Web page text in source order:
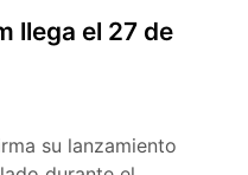
llega el 27 de
su lanzamiento